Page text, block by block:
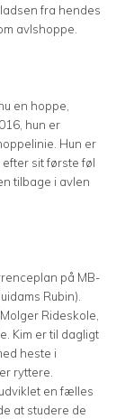
fra hendes
avlshoppe.
en hoppe,
hun er
Hun er
sit første føl
tilbage i avlen
på MB-
Rubin).
Rideskole,
Kim er til dagligt
heste i
ryttere.
en fælles
at studere de